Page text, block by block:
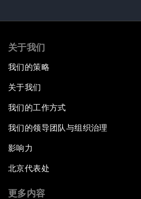
关于我们
我们的策略
关于我们
我们的工作方式
我们的领导团队与组织治理
影响力
北京代表处
更多内容